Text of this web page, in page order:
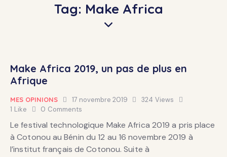
Tag: Make Africa
Make Africa 2019, un pas de plus en
Afrique
MES OPINIONS 17 novembre 2019 324 Views
1 Like 0 Comments
Le festival technologique Make Africa 2019 a pris place
à Cotonou au Bénin du 12 au 16 novembre 2019 à
l’institut français de Cotonou. Suite à